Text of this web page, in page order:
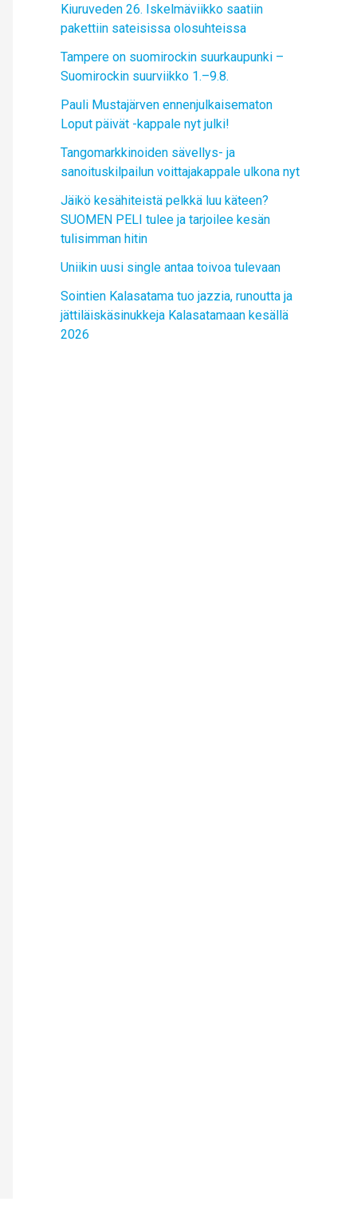
Kiuruveden 26. Iskelmäviikko saatiin
pakettiin sateisissa olosuhteissa
Tampere on suomirockin suurkaupunki –
Suomirockin suurviikko 1.–9.8.
Pauli Mustajärven ennenjulkaisematon
Loput päivät -kappale nyt julki!
Tangomarkkinoiden sävellys- ja
sanoituskilpailun voittajakappale ulkona nyt
Jäikö kesähiteistä pelkkä luu käteen?
SUOMEN PELI tulee ja tarjoilee kesän
tulisimman hitin
Uniikin uusi single antaa toivoa tulevaan
Sointien Kalasatama tuo jazzia, runoutta ja
jättiläiskäsinukkeja Kalasatamaan kesällä
2026